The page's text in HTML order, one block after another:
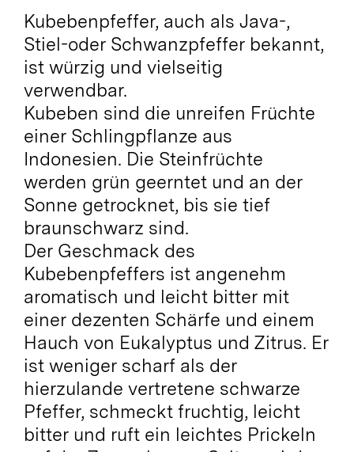
Kubebenpfeffer, auch als Java-,
Stiel-oder Schwanzpfeffer bekannt,
ist würzig und vielseitig
verwendbar.
Kubeben sind die unreifen Früchte
einer Schlingpflanze aus
Indonesien. Die Steinfrüchte
werden grün geerntet und an der
Sonne getrocknet, bis sie tief
braunschwarz sind.
Der Geschmack des
Kubebenpfeffers ist angenehm
aromatisch und leicht bitter mit
einer dezenten Schärfe und einem
Hauch von Eukalyptus und Zitrus. Er
ist weniger scharf als der
hierzulande vertretene schwarze
Pfeffer, schmeckt fruchtig, leicht
bitter und ruft ein leichtes Prickeln